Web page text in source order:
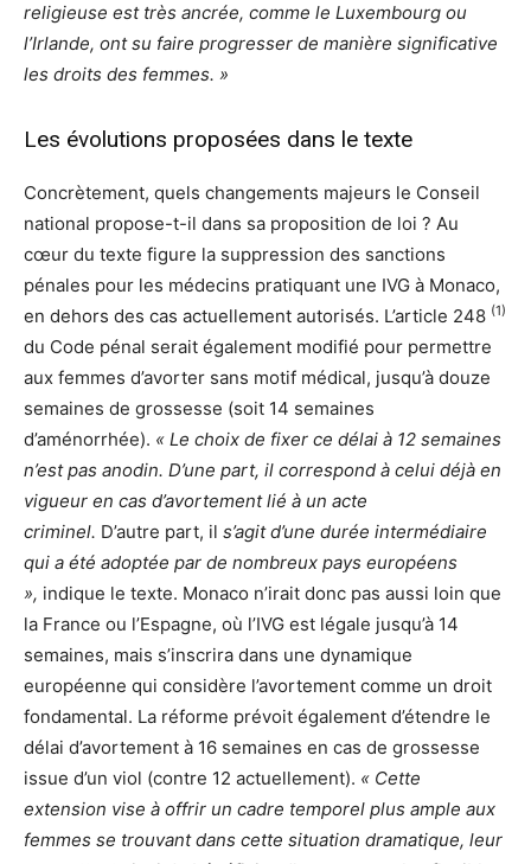
religieuse est très ancrée, comme le Luxembourg ou
l’Irlande, ont su faire progresser de manière significative
les droits des femmes. »
Les évolutions proposées dans le texte
Concrètement, quels changements majeurs le Conseil
national propose-t-il dans sa proposition de loi ? Au
cœur du texte figure la suppression des sanctions
pénales pour les médecins pratiquant une IVG à Monaco,
en dehors des cas actuellement autorisés. L’article 248 (1)
du Code pénal serait également modifié pour permettre
aux femmes d’avorter sans motif médical, jusqu’à douze
semaines de grossesse (soit 14 semaines
d’aménorrhée). « Le choix de fixer ce délai à 12 semaines
n’est pas anodin. D’une part, il correspond à celui déjà en
vigueur en cas d’avortement lié à un acte
criminel. D’autre part, il s’agit d’une durée intermédiaire
qui a été adoptée par de nombreux pays européens
», indique le texte. Monaco n’irait donc pas aussi loin que
la France ou l’Espagne, où l’IVG est légale jusqu’à 14
semaines, mais s’inscrira dans une dynamique
européenne qui considère l’avortement comme un droit
fondamental. La réforme prévoit également d’étendre le
délai d’avortement à 16 semaines en cas de grossesse
issue d’un viol (contre 12 actuellement). « Cette
extension vise à offrir un cadre temporel plus ample aux
femmes se trouvant dans cette situation dramatique, leur